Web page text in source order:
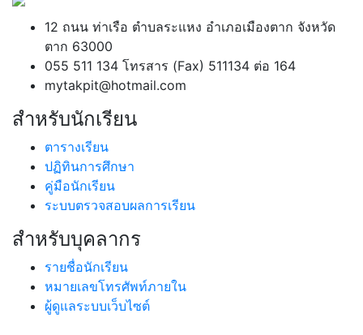
12 ถนน ท่าเรือ ตำบลระแหง อำเภอเมืองตาก จังหวัด
ตาก 63000
055 511 134 โทรสาร (Fax) 511134 ต่อ 164
mytakpit@hotmail.com
สำหรับนักเรียน
ตารางเรียน
ปฏิทินการศึกษา
คู่มือนักเรียน
ระบบตรวจสอบผลการเรียน
สำหรับบุคลากร
รายชื่อนักเรียน
หมายเลขโทรศัพท์ภายใน
ผู้ดูแลระบบเว็บไซต์